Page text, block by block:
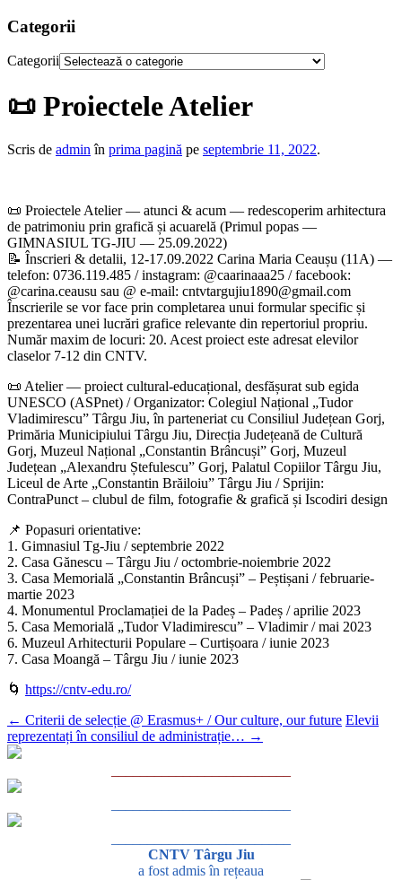
Categorii
Categorii
📜 Proiectele Atelier
Scris de admin în prima pagină pe septembrie 11, 2022.
📜 Proiectele Atelier — atunci & acum — redescoperim arhitectura
de patrimoniu prin grafică și acuarelă (Primul popas —
GIMNASIUL TG-JIU — 25.09.2022)
📝 Înscrieri & detalii, 12-17.09.2022 Carina Maria Ceaușu (11A) —
telefon: 0736.119.485 / instagram: @caarinaaa25 / facebook:
@carina.ceausu sau @ e-mail: cntvtargujiu1890@gmail.com
Înscrierile se vor face prin completarea unui formular specific și
prezentarea unei lucrări grafice relevante din repertoriul propriu.
Număr maxim de locuri: 20. Acest proiect este adresat elevilor
claselor 7-12 din CNTV.
📜 Atelier — proiect cultural-educațional, desfășurat sub egida
UNESCO (ASPnet) / Organizator: Colegiul Național „Tudor
Vladimirescu” Târgu Jiu, în parteneriat cu Consiliul Județean Gorj,
Primăria Municipiului Târgu Jiu, Direcția Județeană de Cultură
Gorj, Muzeul Național „Constantin Brâncuși” Gorj, Muzeul
Județean „Alexandru Ștefulescu” Gorj, Palatul Copiilor Târgu Jiu,
Liceul de Arte „Constantin Brăiloiu” Târgu Jiu / Sprijin:
ContraPunct – clubul de film, fotografie & grafică și Iscodiri design
📌 Popasuri orientative:
1. Gimnasiul Tg-Jiu / septembrie 2022
2. Casa Gănescu – Târgu Jiu / octombrie-noiembrie 2022
3. Casa Memorială „Constantin Brâncuși” – Peștișani / februarie-
martie 2023
4. Monumentul Proclamației de la Padeș – Padeș / aprilie 2023
5. Casa Memorială „Tudor Vladimirescu” – Vladimir / mai 2023
6. Muzeul Arhitecturii Populare – Curtișoara / iunie 2023
7. Casa Moangă – Târgu Jiu / iunie 2023
🌀 https://cntv-edu.ro/
← Criterii de selecție @ Erasmus+ / Our culture, our future Elevii
reprezentați în consiliul de administrație… →
CNTV Târgu Jiu
a fost admis în rețeaua